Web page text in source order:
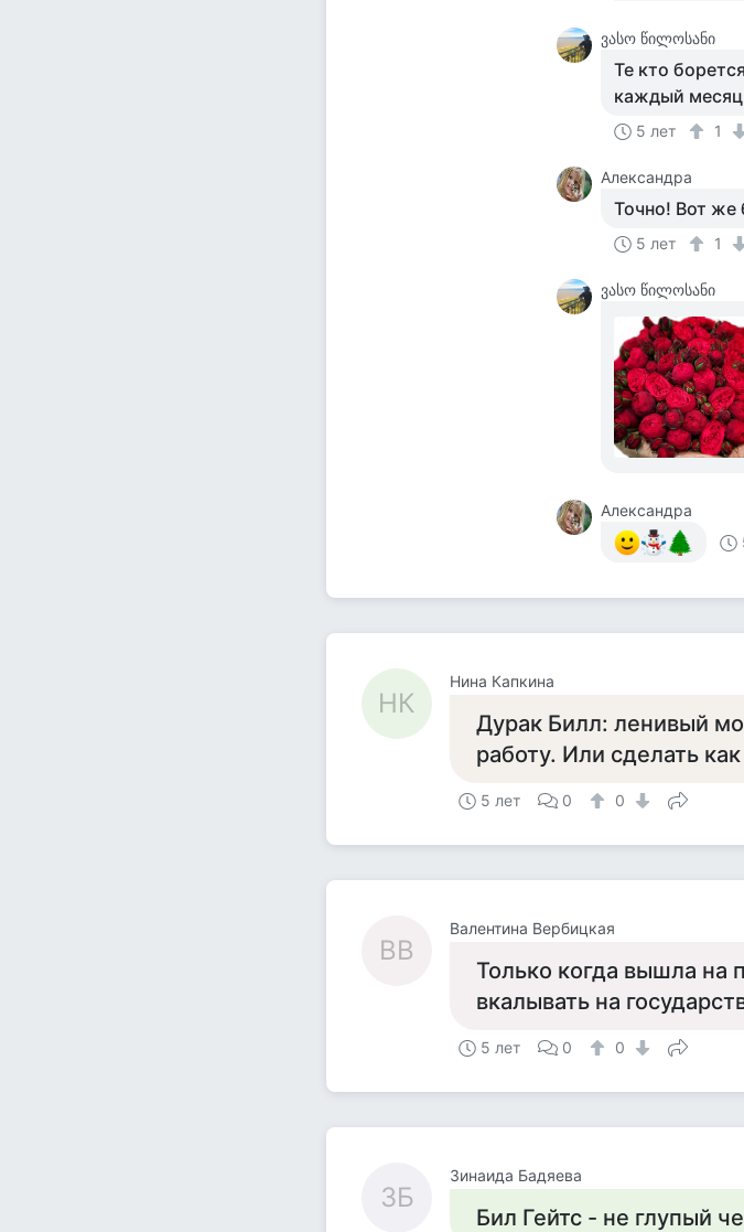
ვასო წილოსანი
Те кто
каждый месяц
5 лет 1
Александра
Точно! Вот же
5 лет 1
ვასო წილოსანი
Александра
НК
Нина Капкина
Дурак Билл: ленивый
работу. Или сделать
5 лет 0 0
ВВ
Валентина Вербицкая
Только когда вышла на
вкалывать на
5 лет 0 0
ЗБ
Зинаида Бадяева
Бил Гейтс - не глупый